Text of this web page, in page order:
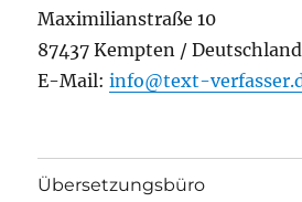
Maximilianstraße 10
87437 Kempten / Deutschland
E-Mail:info@text-
Übersetzungsbüro